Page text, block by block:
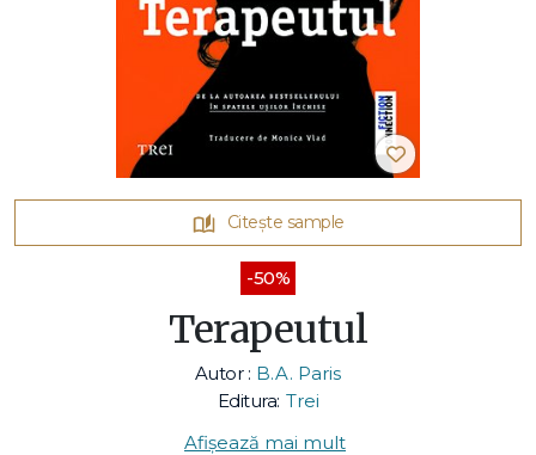
Citește sample
-50%
Terapeutul
Autor : B.A. Paris
Editura: Trei
Afișează mai mult